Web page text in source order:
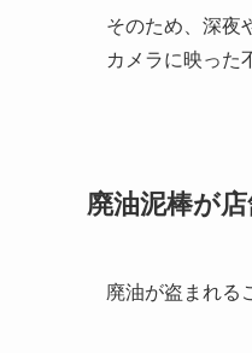
そのため、深夜
カメラに映った
廃油泥棒が
廃油が盗まれる